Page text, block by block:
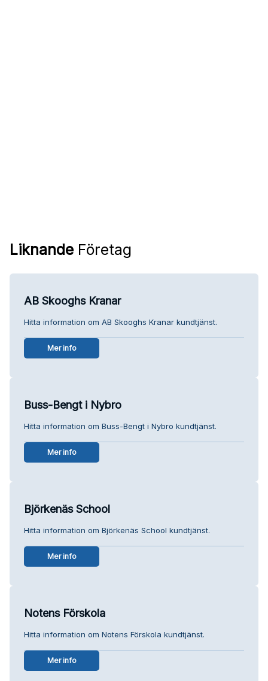
Liknande Företag
AB Skooghs Kranar
Hitta information om AB Skooghs Kranar kundtjänst.
Mer info
Buss-Bengt i Nybro
Hitta information om Buss-Bengt i Nybro kundtjänst.
Mer info
Björkenäs School
Hitta information om Björkenäs School kundtjänst.
Mer info
Notens Förskola
Hitta information om Notens Förskola kundtjänst.
Mer info